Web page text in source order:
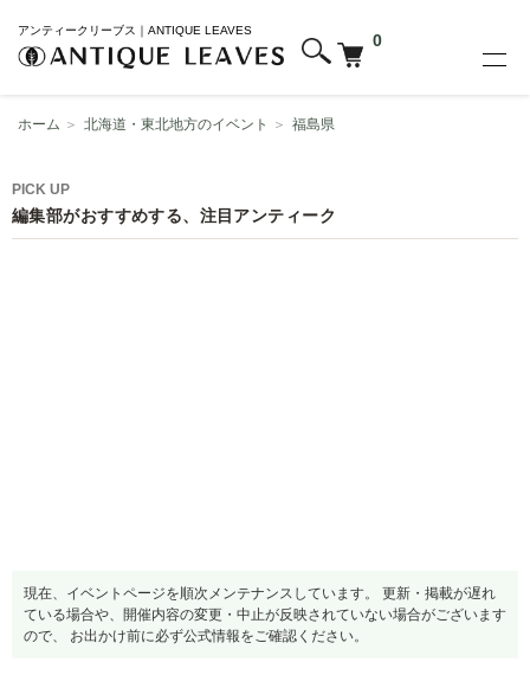
アンティークリーブス｜ANTIQUE LEAVES
0
ホーム ＞ 北海道・東北地方のイベント ＞ 福島県
PICK UP
編集部がおすすめする、注目アンティーク
現在、イベントページを順次メンテナンスしています。 更新・掲載が遅れ
ている場合や、開催内容の変更・中止が反映されていない場合がございます
ので、 お出かけ前に必ず公式情報をご確認ください。